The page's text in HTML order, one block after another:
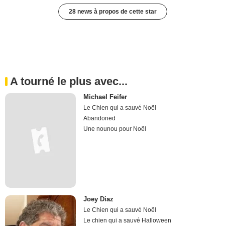
28 news à propos de cette star
A tourné le plus avec...
Michael Feifer
Le Chien qui a sauvé Noël
Abandoned
Une nounou pour Noël
Joey Diaz
Le Chien qui a sauvé Noël
Le chien qui a sauvé Halloween